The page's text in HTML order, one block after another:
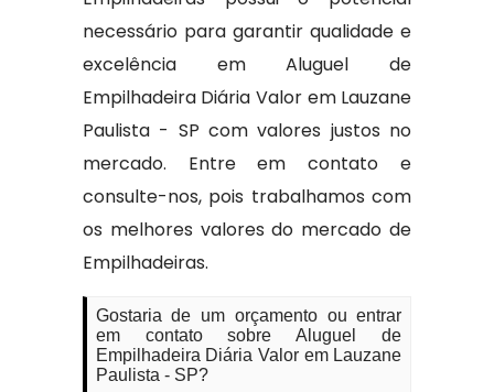
necessário para garantir qualidade e
excelência em Aluguel de
Empilhadeira Diária Valor em Lauzane
Paulista - SP com valores justos no
mercado. Entre em contato e
consulte-nos, pois trabalhamos com
os melhores valores do mercado de
Empilhadeiras.
Gostaria de um orçamento ou entrar
em contato sobre Aluguel de
Empilhadeira Diária Valor em Lauzane
Paulista - SP?